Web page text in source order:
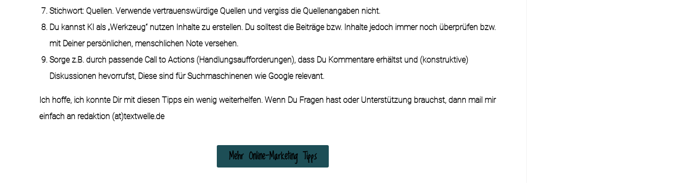
Stichwort: Quellen. Verwende vertrauenswürdige Quellen und vergiss die Quellenangaben nicht.
Du kannst KI als „Werkzeug“ nutzen Inhalte zu erstellen. Du solltest die Beiträge bzw. Inhalte jedoch immer noch überprüfen bzw.
mit Deiner persönlichen, menschlichen Note versehen.
Sorge z.B. durch passende Call to Actions (Handlungsaufforderungen), dass Du Kommentare erhältst und (konstruktive)
Diskussionen hevorrufst, Diese sind für Suchmaschinenen wie Google relevant.
Ich hoffe, ich konnte Dir mit diesen Tipps ein wenig weiterhelfen. Wenn Du Fragen hast oder Unterstützung brauchst, dann mail mir
einfach an redaktion (at)textwelle.de
Mehr Online-Marketing Tipps